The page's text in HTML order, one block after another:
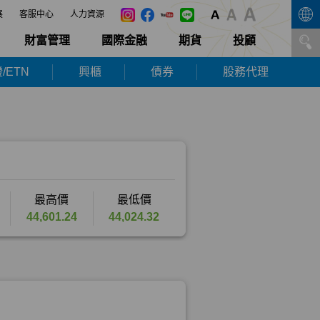
客服中心 人力資源
財富管理 國際金融 期貨 投顧
ETN 興櫃 債券 股務代理